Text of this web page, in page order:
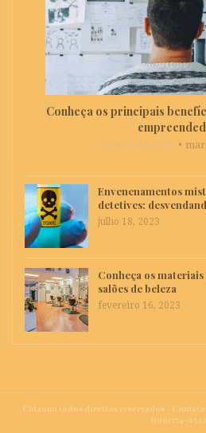
Conheça os principais
Envenenamentos
detetives:
julho 18, 2023
Conheça os
salões de beleza
fevereiro 16, 2023
Chiaomi todos direitos reservados - Contato:
(11)91754-6532